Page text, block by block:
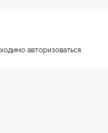
авторизоваться.